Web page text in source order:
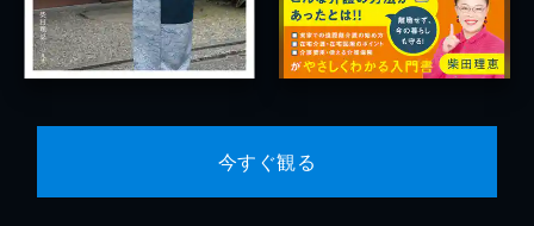
今すぐ観る